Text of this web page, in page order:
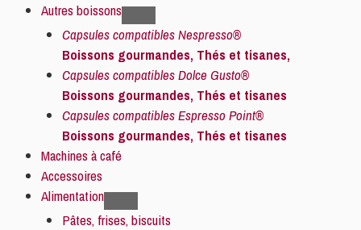
Autres boissons
Capsules compatibles Nespresso®
Boissons gourmandes, Thés et tisanes,
Capsules compatibles Dolce Gusto®
Boissons gourmandes, Thés et tisanes
Capsules compatibles Espresso Point®
Boissons gourmandes, Thés et tisanes
Machines à café
Accessoires
Alimentation
Pâtes, frises, biscuits